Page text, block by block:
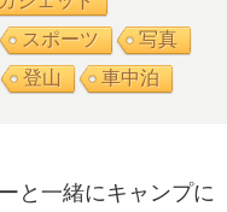
スポーツ
写真
登山 車中泊
と一緒にキャンプに